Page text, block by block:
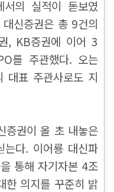
의 실적이 돋보였
신증권은 총 9건의
, KB증권에 이어 3
를 주관했다. 오는
대표 주관사로도 지
증권이 올 초 내놓은
다. 이어룡 대신파
통해 자기자본 4조
한 의지를 꾸준히 밝